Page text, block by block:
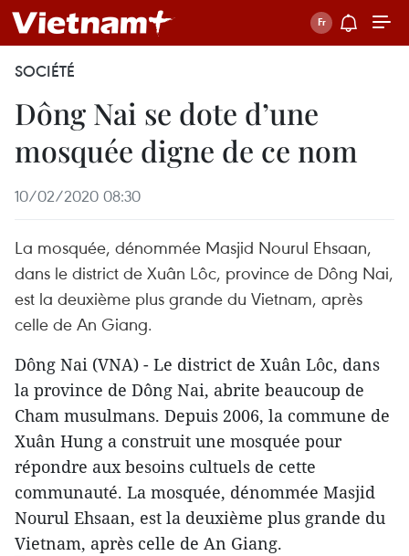
SOCIÉTÉ
Dông Nai se dote d’une
mosquée digne de ce nom
10/02/2020 08:30
La mosquée, dénommée Masjid Nourul Ehsaan,
dans le district de Xuân Lôc, province de Dông Nai,
est la deuxième plus grande du Vietnam, après
celle de An Giang.
Dông Nai (VNA) - Le district de Xuân Lôc, dans
la province de Dông Nai, abrite beaucoup de
Cham musulmans. Depuis 2006, la commune de
Xuân Hung a construit une mosquée pour
répondre aux besoins cultuels de cette
communauté. La mosquée, dénommée Masjid
Nourul Ehsaan, est la deuxième plus grande du
Vietnam, après celle de An Giang.